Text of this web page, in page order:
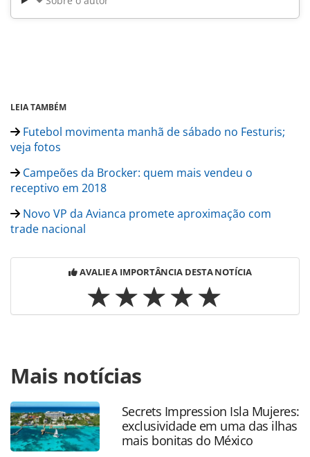
LEIA TAMBÉM
Futebol movimenta manhã de sábado no Festuris;
veja fotos
Campeões da Brocker: quem mais vendeu o
receptivo em 2018
Novo VP da Avianca promete aproximação com
trade nacional
AVALIE A IMPORTÂNCIA DESTA NOTÍCIA
https://www.panrotas.com.br/gente/eventos/2018/11/
luxury-segue-concorrido-no-festuris-veja-
fotos_160265.html ou as ferramentas oferecidas na página.
Todo o conteúdo produzido pela PANROTAS Editora é
protegido pela legislação brasileira sobre direito autoral.
Não reproduza o conteúdo sem autorização da PANROTAS
Mais notícias
Secrets Impression Isla Mujeres:
exclusividade em uma das ilhas
mais bonitas do México